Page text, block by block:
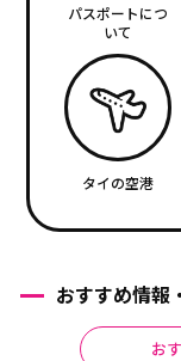
パスポートにつ
いて
タイの空港
おすすめ情報
お